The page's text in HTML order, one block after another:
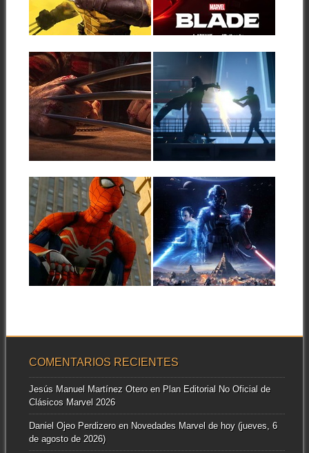
Aunque la presentación tuvo
lugar hace 4 años, es ahora
cuando...
ARKANE LYON
La semana pasada se
anunció el nuevo juego que
están desarrollando...
09.09.21
SPIDER-MAN 2 Y
LOBEZNO, DOS
NUEVOS JUEGOS
DE INSOMNIAC
PARA PS5
Hoy se han anunciado dos
nuevos juegos de Marvel y
Sony...
▶
31.10.17
STAR WARS
BATTLEFRONT II:
TRAILER DE
LANZAMIENTO
El próximo 17 de noviembre
se pondrá a la venta «Star...
13.06.17
E3 2017: «MARVEL
VS. CAPCOM:
INFINITE» Y
«SPIDER-MAN»
Esta madrugada, durante la
feria más importante del
mundo de los...
10.06.17
STAR WARS
BATTLEFRONT II:
TRAILER OFICIAL
DE LA EA PLAY
2017
En el momento de escribir
estas líneas, y desde las
21:00,...
▶
COMENTARIOS RECIENTES
Jesús Manuel Martínez Oteroen Plan Editorial No Oficial de
Clásicos Marvel 2026
Daniel Ojeo Perdizeroen Novedades Marvel de hoy (jueves, 6
de agosto de 2026)